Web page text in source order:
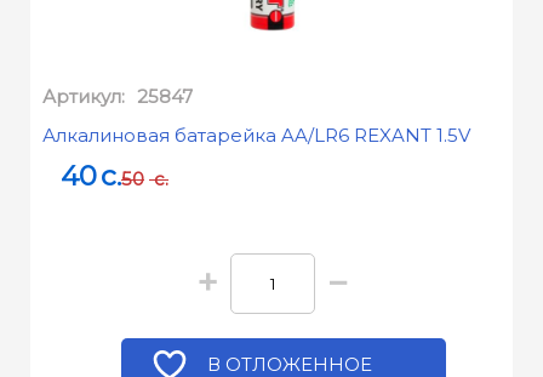
Артикул: 25847
Алкалиновая батарейка AA/LR6 REXANT 1.5V
40c.50 c.
+ −
В ОТЛОЖЕННОЕ